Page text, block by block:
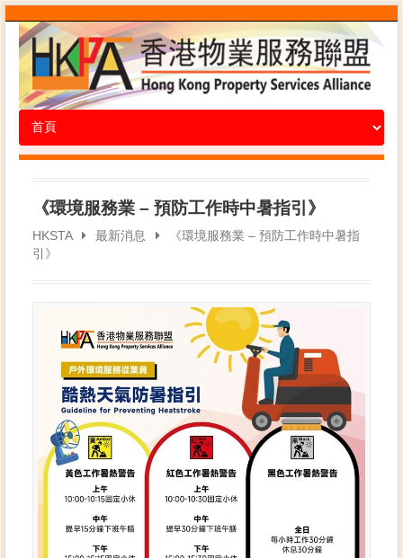
《環境服務業 – 預防工作時中暑指引》
HKSTA 最新消息
《環境服務業 – 預防工作時中暑指
引》